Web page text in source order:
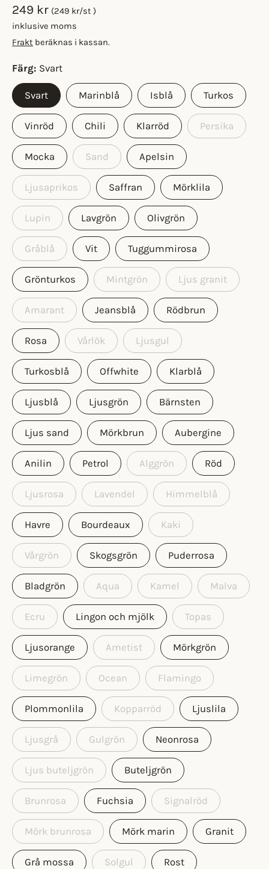
249 kr (249 kr/st )
inklusive moms
Frakt beräknas i kassan.
Färg Svart
Svart Marinblå Isblå Turkos
Vinröd Chili Klarröd Persika
Mocka Sand Apelsin
Ljusaprikos Saffran Mörklila
Lupin Lavgrön Olivgrön
Gråblå Vit Tuggummirosa
Grönturkos Mintgrön Ljus granit
Amarant Jeansblå Rödbrun
Rosa Vårlök Ljusgul
Turkosblå Offwhite Klarblå
Ljusblå Ljusgrön Bärnsten
Ljus sand Mörkbrun Aubergine
Anilin Petrol Alggrön Röd
Ljusrosa Lavendel Himmelblå
Havre Bourdeaux Kaki
Vårgrön Skogsgrön Puderrosa
Bladgrön Aqua Kamel Malva
Ecru Lingon och mjölk Topas
Ljusorange Ametist Mörkgrön
Limegrön Ocean Flamingo
Plommonlila Kopparröd Ljuslila
Ljusgrå Gulgrön Neonrosa
Ljus buteljgrön Buteljgrön
Brunrosa Fuchsia Signalröd
Mörk brunrosa Mörk marin Granit
Grå mossa Solgul Rost